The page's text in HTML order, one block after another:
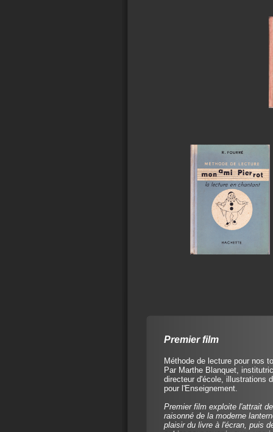
Premier film
Méthode de lecture pour nos
Par Marthe Blanquet,
directeur d'école, illustrations
pour l'Enseignement.
Premier film exploite l'attrait
raisonné de la moderne
plaisir du livre à l'écran, puis